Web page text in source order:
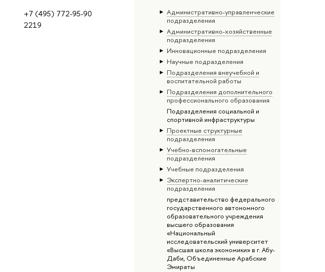
Административно-управленческие
подразделения
Административно-хозяйственные
подразделения
Инновационные подразделения
Научные подразделения
Подразделения внеучебной и
воспитательной работы
Подразделения дополнительного
профессионального образования
Подразделения социальной и
спортивной инфраструктуры
Проектные структурные
подразделения
Учебно-вспомогательные
подразделения
Учебные подразделения
Экспертно-аналитические
подразделения
представительство федерального
государственного автономного
образовательного учреждения
высшего образования
«Национальный
исследовательский университет
«Высшая школа экономики» в г. Абу-
Даби, Объединенные Арабские
Эмираты
+7 (495) 772-95-90
2219